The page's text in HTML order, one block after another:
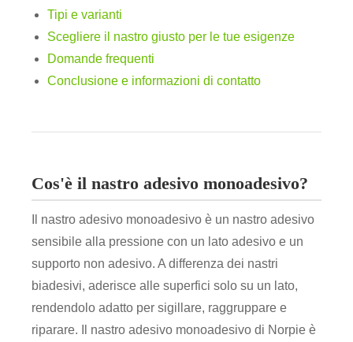
Tipi e varianti
Scegliere il nastro giusto per le tue esigenze
Domande frequenti
Conclusione e informazioni di contatto
Cos'è il nastro adesivo monoadesivo?
Il nastro adesivo monoadesivo è un nastro adesivo
sensibile alla pressione con un lato adesivo e un
supporto non adesivo. A differenza dei nastri
biadesivi, aderisce alle superfici solo su un lato,
rendendolo adatto per sigillare, raggruppare e
riparare. Il nastro adesivo monoadesivo di Norpie è